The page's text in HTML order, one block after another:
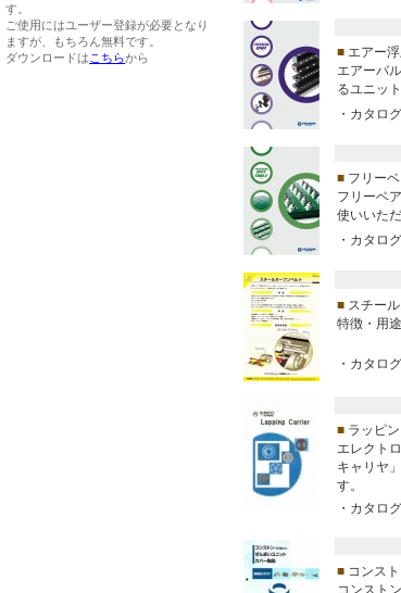
す。
ご使用にはユーザー登録が必要となり
ますが、もちろん無料です。
ダウンロードは こちらから ■ エアー
エアーバ
るユニッ
・カタロ
■ フリー
フリーベ
使いいた
・カタロ
■ スチー
特徴・用
・カタロ
■ ラッピ
エレクト
キャリヤ
す。
・カタロ
■ コンス
コンスト